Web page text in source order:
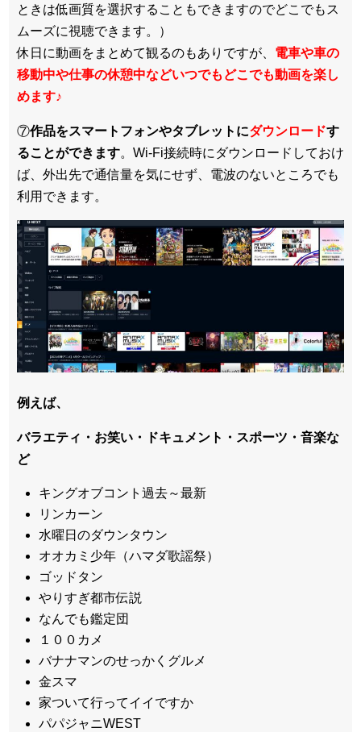
ときは低画質を選択することもできますのでどこでもス
ムーズに視聴できます。）
休日に動画をまとめて観るのもありですが、 電車や車の
移動中や仕事の休憩中などいつでもどこでも動画を楽し
めます♪
⑦作品をスマートフォンやタブレットにダウンロードす
ることができます。Wi-Fi接続時にダウンロードしておけ
ば、外出先で通信量を気にせず、電波のないところでも
利用できます。
例えば、
バラエティ・お笑い・ドキュメント・スポーツ・音楽な
ど
キングオブコント過去～最新
リンカーン
水曜日のダウンタウン
オオカミ少年（ハマダ歌謡祭）
ゴッドタン
やりすぎ都市伝説
なんでも鑑定団
１００カメ
バナナマンのせっかくグルメ
金スマ
家ついて行ってイイですか
パパジャニWEST